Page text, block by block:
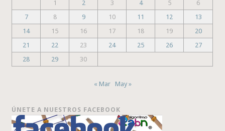
1
2 3 4 5
6
7
8 9 10 11 12
13
14
15 16 17 18 19
20
21
22 23 24 25 26
27
28
29 30
« Mar May »
ÚNETE A NUESTROS FACEBOOK